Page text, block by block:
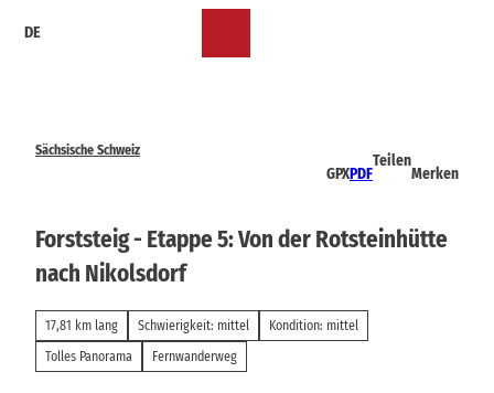
DE
Sächsische Schweiz
GPXPDF
Teilen
Merken
Forststeig - Etappe 5: Von der Rotsteinhütte
nach Nikolsdorf
17,81 km lang Schwierigkeit: mittel
Kondition: mittel
Tolles Panorama
Fernwanderweg